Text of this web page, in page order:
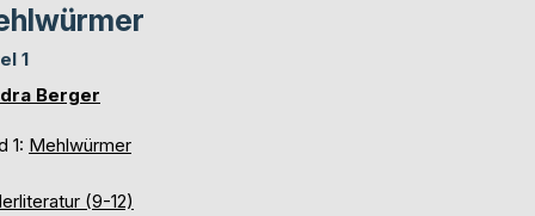
1
Berger
1: Mehlwürmer
(9-12)